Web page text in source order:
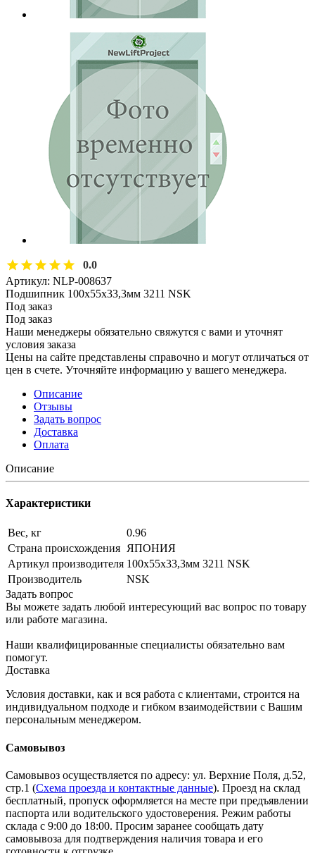
0.0
Артикул: NLP-008637
Подшипник 100х55х33,3мм 3211 NSK
Под заказ
Под заказ
Наши менеджеры обязательно свяжутся с вами и уточнят
условия заказа
Цены на сайте представлены справочно и могут отличаться от
цен в счете. Уточняйте информацию у вашего менеджера.
Описание
Отзывы
Задать вопрос
Доставка
Оплата
Описание
Характеристики
Вес, кг
0.96
Страна происхождения ЯПОНИЯ
Артикул производителя 100х55х33,3мм 3211 NSK
Производитель
NSK
Задать вопрос
Вы можете задать любой интересующий вас вопрос по товару
или работе магазина.
Наши квалифицированные специалисты обязательно вам
помогут.
Доставка
Условия доставки, как и вся работа с клиентами, строится на
индивидуальном подходе и гибком взаимодействии с Вашим
персональным менеджером.
Самовывоз
Самовывоз осуществляется по адресу: ул. Верхние Поля, д.52,
стр.1 (Схема проезда и контактные данные). Проезд на склад
бесплатный, пропуск оформляется на месте при предъявлении
паспорта или водительского удостоверения. Режим работы
склада с 9:00 до 18:00. Просим заранее сообщать дату
самовывоза для подтверждения наличия товара и его